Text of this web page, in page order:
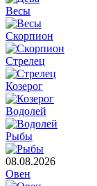
Весы
Скорпион
Стрелец
Козерог
Водолей
Рыбы
08.08.2026
Овен